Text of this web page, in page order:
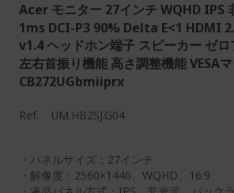
Acer モニター 27インチ WQHD IPS
1ms DCI-P3 90% Delta E<1 HDMI
v1.4 ヘッドホン端子 スピーカー ゼ
左右首振り機能 高さ調整機能 VESA
CB272UGbmiiprx
Ref. UM.HB2SJ.G04
・パネルサイズ：27インチ
・解像度：2560×1440、WQHD、16:9